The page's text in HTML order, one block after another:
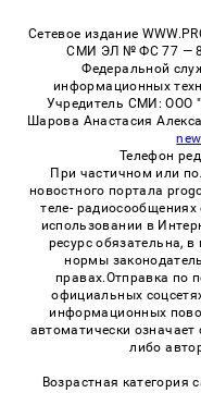
Сетевое издание
СМИ ЭЛ № ФС 77 —
Федеральной
информационных
Учредитель СМИ: ООО
Шарова Анастасия
Телефон
При частичном или
новостного портала
теле-
использовании в
ресурс обязательна,
нормы
правах.Отправка по
официальных
информационных
автоматически означает
либо
Возрастная категория